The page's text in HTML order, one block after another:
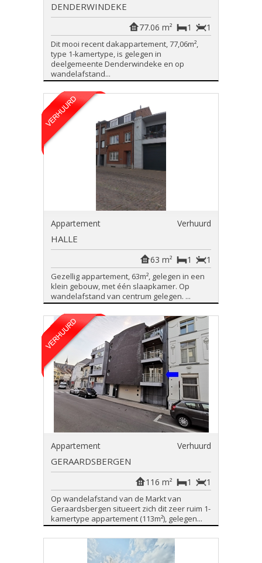
DENDERWINDEKE
1
1
77.06 m²
Dit mooi recent dakappartement, 77,06m²,
type 1-kamertype, is gelegen in
deelgemeente Denderwindeke en op
wandelafstand...
Appartement Verhuurd
HALLE
1
1
63 m²
Gezellig appartement, 63m², gelegen in een
klein gebouw, met één slaapkamer. Op
wandelafstand van centrum gelegen. ...
Appartement Verhuurd
GERAARDSBERGEN
1
1
116 m²
Op wandelafstand van de Markt van
Geraardsbergen situeert zich dit zeer ruim 1-
kamertype appartement (113m²), gelegen...